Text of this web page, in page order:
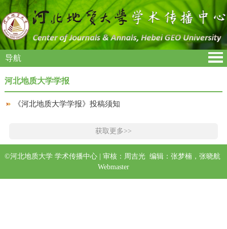
导航
河北地质大学学报
《河北地质大学学报》投稿须知
获取更多>>
©河北地质大学 学术传播中心 | 审核：周吉光 编辑：张梦楠，张晓航
Webmaster